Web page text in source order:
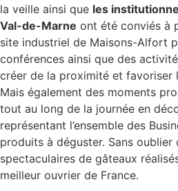
la veille ainsi que les
Val-de-Marne ont été conviés à
site industriel de Maisons-Alfort
conférences ainsi que des
créer de la proximité et favoriser
Mais également des moments
tout au long de la journée en
représentant l’ensemble des
produits à déguster. Sans oublier
spectaculaires de gâteaux
meilleur ouvrier de France.